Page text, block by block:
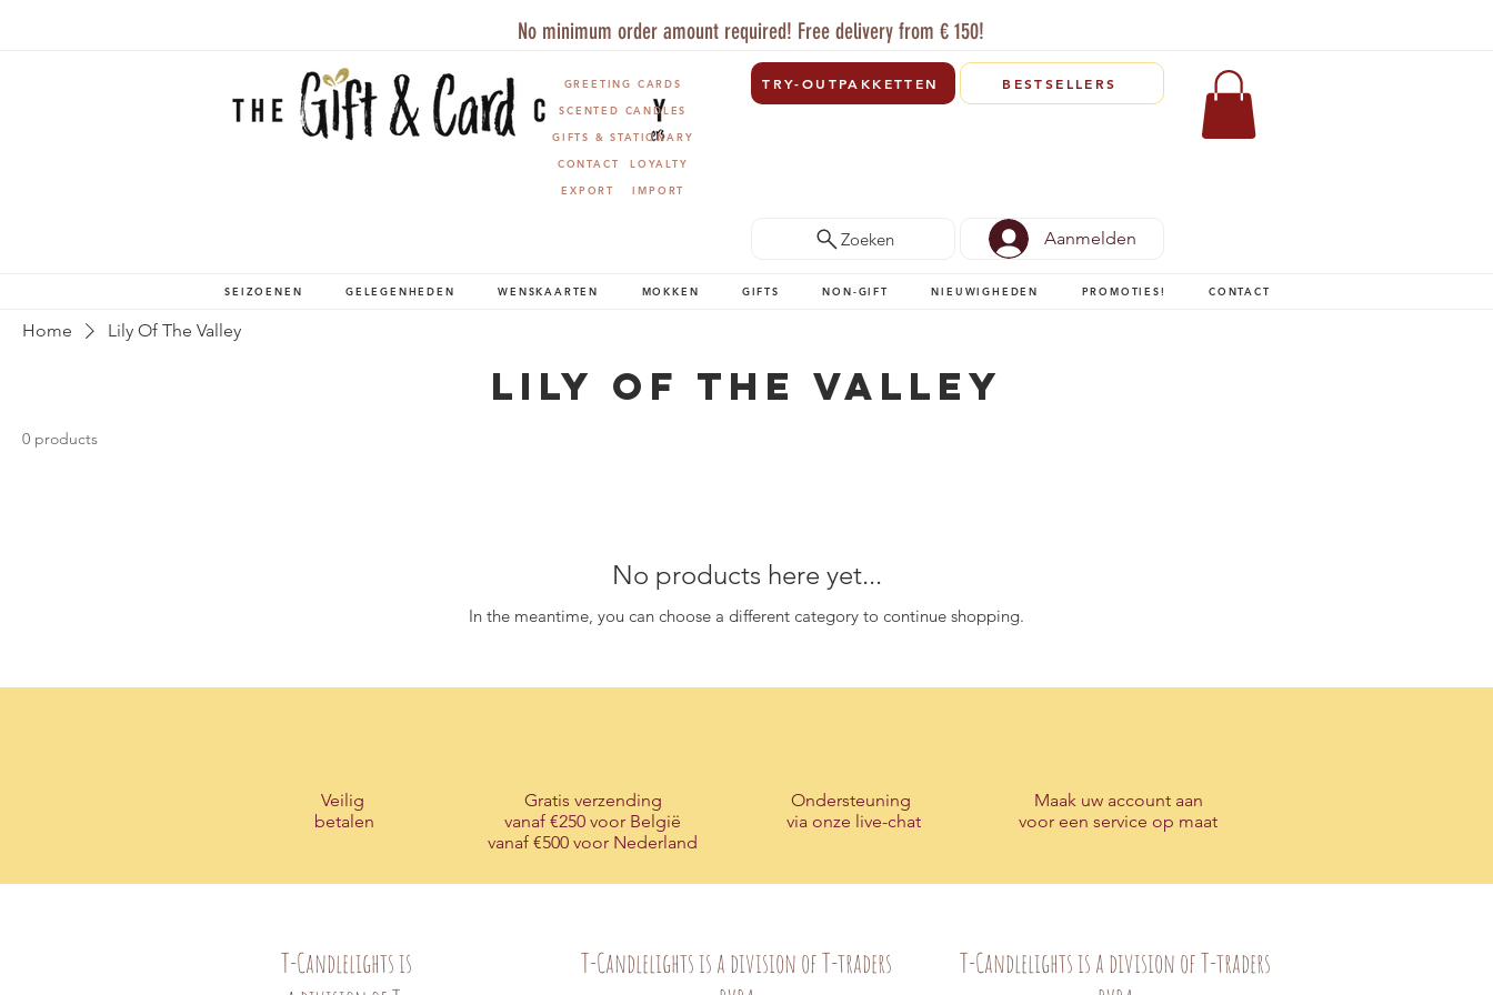
No minimum order amount required! Free delivery from € 150!
GREETING CARDS
SCENTED CANDLES
GIFTS & STATIONARY
CONTACT
LOYALTY
EXPORT
IMPORT
TRY-OUTPAKKETTEN BESTSELLERS
Zoeken Aanmelden
SEIZOENEN GELEGENHEDEN WENSKAARTEN MOKKEN GIFTS NON-GIFT NIEUWIGHEDEN PROMOTIES! CONTACT
Home Lily Of The Valley
Lily Of The Valley
0 products
No products here yet...
In the meantime, you can choose a different category to continue shopping.
Veilig
betalen
Gratis verzending
vanaf €250 voor België
vanaf €500 voor Nederland
Ondersteuning
via onze live-chat
Maak uw accountaan
voor een service op maat
T-Candlelights is
T-Candlelights is a division of T-traders
T-Candlelights is a division of T-traders